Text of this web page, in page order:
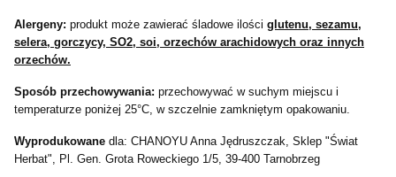
Alergeny: produkt może zawierać śladowe ilości glutenu, sezamu,
selera, gorczycy, SO2, soi, orzechów arachidowych oraz innych
orzechów.
Sposób przechowywania: przechowywać w suchym miejscu i
temperaturze poniżej 25°C, w szczelnie zamkniętym opakowaniu.
Wyprodukowane dla: CHANOYU Anna Jędruszczak, Sklep "Świat
Herbat", Pl. Gen. Grota Roweckiego 1/5, 39-400 Tarnobrzeg